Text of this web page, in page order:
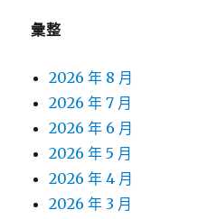
彙整
2026 年 8 月
2026 年 7 月
2026 年 6 月
2026 年 5 月
2026 年 4 月
2026 年 3 月